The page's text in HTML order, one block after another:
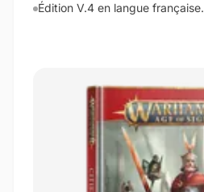
Édition V.4 en langue française.